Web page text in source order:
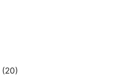
(20)